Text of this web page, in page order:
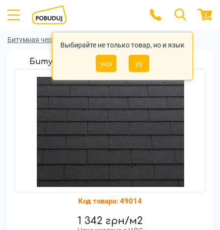
Выбирайте не только товар, но и язык
укр ру
0
Битумная черепица
Битумная черепица Katepal 3T Black
Код товара:49014
1 342 грн/м2